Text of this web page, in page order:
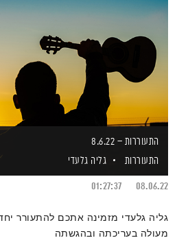
התעוררות – 8.6.22
התעוררות
גליה גלעדי
08.06.22
01:27:37
גליה גלעדי מזמינה אתכם להתעורר
מעולה בעריכתה ובהגשתה